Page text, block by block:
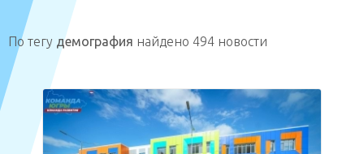
По тегу демография найдено 494 новости